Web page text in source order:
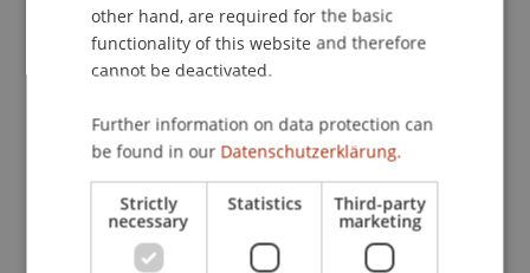
stellt sich zunehmend dynamisch und
fragmentiert dar und ist durch ein
steuerregulatorisches Powerplay
und Doppelbesteuerungen bewusst in Kauf
genommen werden. Zahlreiche Staaten
versuchen ihre steuerliche Attraktivität und
Wettbewerbsfähigkeit zu steigern, bisherige
Besteuerungsrechte zu sichern und neue sowie
other hand, are required for the basic
functionality of this website and therefore
cannot be deactivated.
Further information on data protection can
be found in our Datenschutzerklärung.
Strictly
necessary
Statistics Third-party
marketing